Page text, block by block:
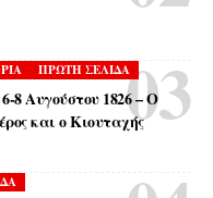
ΠΡΩΤΗ ΣΕΛΙΔΑ
8 Αυγούστου 1826 – Ο
και ο Κιουταχής